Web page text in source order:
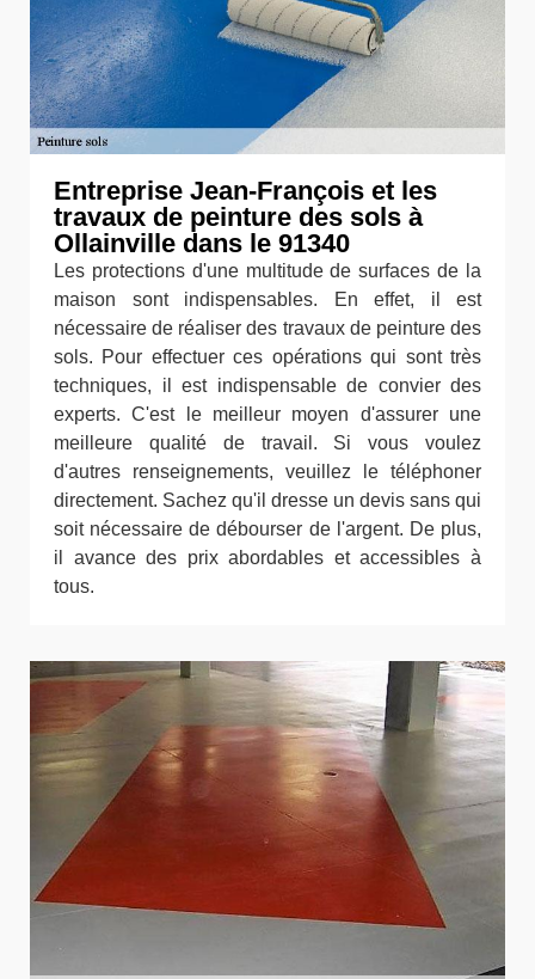
Entreprise Jean-François et les
travaux de peinture des sols à
Ollainville dans le 91340
Les protections d'une multitude de surfaces de la
maison sont indispensables. En effet, il est
nécessaire de réaliser des travaux de peinture des
sols. Pour effectuer ces opérations qui sont très
techniques, il est indispensable de convier des
experts. C'est le meilleur moyen d'assurer une
meilleure qualité de travail. Si vous voulez
d'autres renseignements, veuillez le téléphoner
directement. Sachez qu'il dresse un devis sans qui
soit nécessaire de débourser de l'argent. De plus,
il avance des prix abordables et accessibles à
tous.